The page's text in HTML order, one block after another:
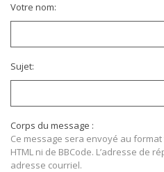
Votre nom:
Sujet:
Corps du message :
Ce message sera envoyé au
HTML ni de BBCode. L’adresse de
adresse courriel.